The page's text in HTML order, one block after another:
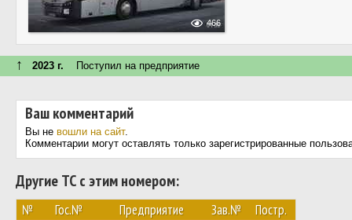
466
↑ 2023 г. Поступил на предприятие
Ваш комментарий
Вы не вошли на сайт.
Комментарии могут оставлять только зарегистрированные
Другие ТС с этим номером:
№ Гос.№ Предприятие Зав.№ Постр.